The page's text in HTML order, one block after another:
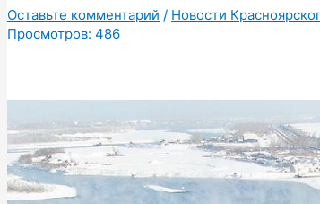
Оставьте комментарий / Новости
Просмотров: 486